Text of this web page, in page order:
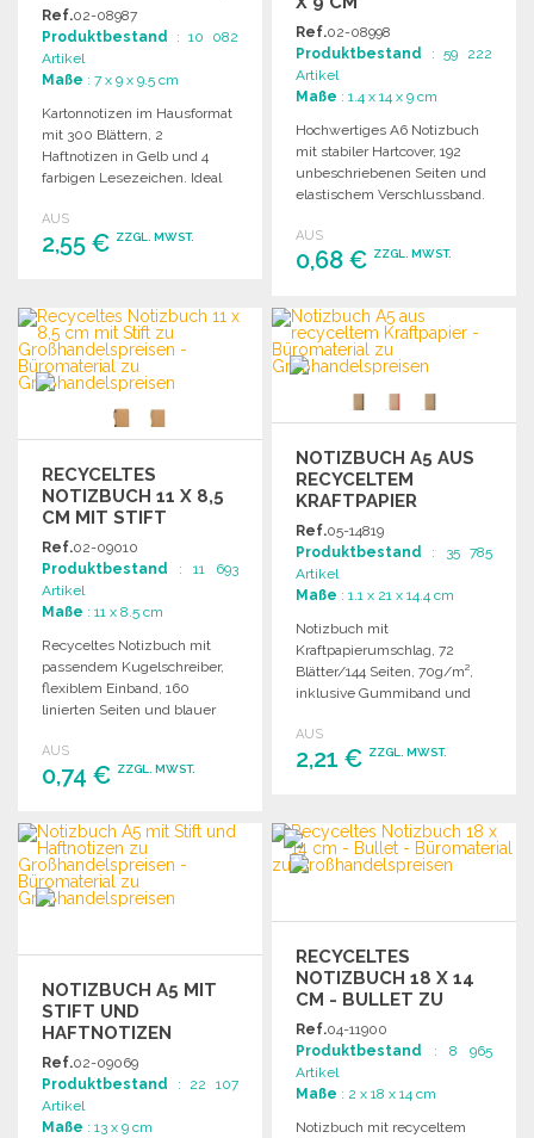
300 BLATT
Ref.02-08987
Produktbestand : 10 082
Artikel
Maße : 7 x 9 x 9.5 cm
Kartonnotizen im Hausformat
mit 300 Blättern, 2
Haftnotizen in Gelb und 4
farbigen Lesezeichen. Ideal
AUS
2,55 € ZZGL. MWST.
Angebot anfordern
Ref.02-08998
Produktbestand : 59 222
Artikel
Maße : 1.4 x 14 x 9 cm
Hochwertiges A6 Notizbuch
mit stabiler Hartcover, 192
unbeschriebenen Seiten und
elastischem Verschlussband.
Skizzen.
AUS
0,68 € ZZGL. MWST.
BESTELLEN
Angebot anfordern
RECYCELTES
NOTIZBUCH 11 X 8,5
CM MIT STIFT
Ref.02-09010
Produktbestand : 11 693
Artikel
Maße : 11 x 8.5 cm
Recyceltes Notizbuch mit
passendem Kugelschreiber,
flexiblem Einband, 160
linierten Seiten und blauer
Einsatz.
AUS
0,74 € ZZGL. MWST.
BESTELLEN
Angebot anfordern
NOTIZBUCH A5 AUS
RECYCELTEM
KRAFTPAPIER
Ref.05-14819
Produktbestand : 35 785
Artikel
Maße : 1.1 x 21 x 14.4 cm
Notizbuch mit
Kraftpapierumschlag, 72
Blätter/144 Seiten, 70g/m²,
inklusive Gummiband und
x 1,1 cm.
AUS
2,21 € ZZGL. MWST.
Angebot anfordern
NOTIZBUCH A5 MIT
STIFT UND
HAFTNOTIZEN
Ref.02-09069
Produktbestand : 22 107
Artikel
Maße : 13 x 9 cm
RECYCELTES
NOTIZBUCH 18 X 14
CM - BULLET ZU
GROSSHANDELSPREISEN
Ref.04-11900
Produktbestand : 8 965
Artikel
Maße : 2 x 18 x 14 cm
Notizbuch mit recyceltem